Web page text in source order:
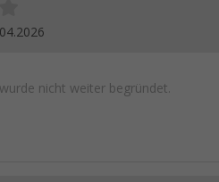
nicht weiter begründet.